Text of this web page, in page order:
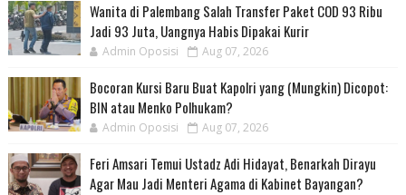
Wanita di Palembang Salah Transfer Paket COD 93 Ribu
Jadi 93 Juta, Uangnya Habis Dipakai Kurir
Admin Oposisi Aug 07, 2026
Bocoran Kursi Baru Buat Kapolri yang (Mungkin) Dicopot:
BIN atau Menko Polhukam?
Admin Oposisi Aug 07, 2026
Feri Amsari Temui Ustadz Adi Hidayat, Benarkah Dirayu
Agar Mau Jadi Menteri Agama di Kabinet Bayangan?